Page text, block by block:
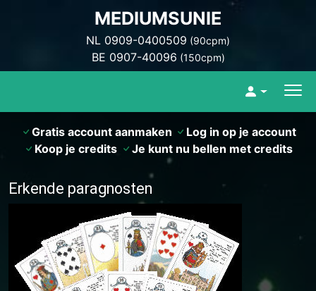
MEDIUMSUNIE
NL 0909-0400509 (90cpm)
BE 0907-40096 (150cpm)
Gratis account aanmaken
Log in op je account
Koop je credits
Je kunt nu bellen met credits
Erkende paragnosten